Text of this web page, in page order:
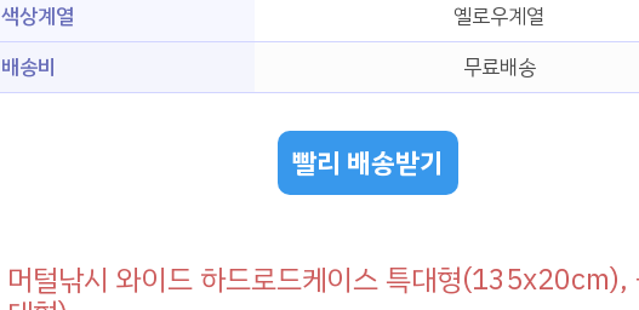
색상계열
옐로우계열
배송비
무료배송
빨리 배송받기
머털낚시 와이드 하드로드케이스 특대형(135x20cm),